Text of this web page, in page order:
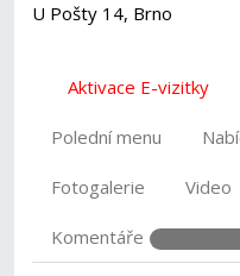
U Pošty 14, Brno
Aktivace E-vizitky
Polední menu
Fotogalerie Video
Komentáře